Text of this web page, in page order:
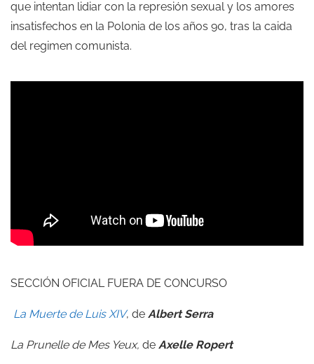
que intentan lidiar con la represión sexual y los amores
insatisfechos en la Polonia de los años 90, tras la caida
del regimen comunista.
SECCIÓN OFICIAL FUERA DE CONCURSO
La Muerte de Luis XIV, de Albert Serra
La Prunelle de Mes Yeux, de Axelle Ropert